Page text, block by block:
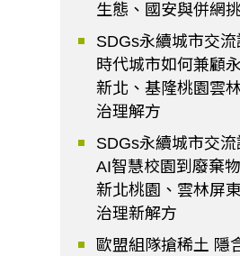
生態、國安與併網
SDGs永續城市交
時代城市如何兼顧
新北、基隆桃園雲
治理解方
SDGs永續城市交
AI智慧校園到廢棄
新北桃園、雲林屏
治理新解方
歐盟組隊搶稀土 隱